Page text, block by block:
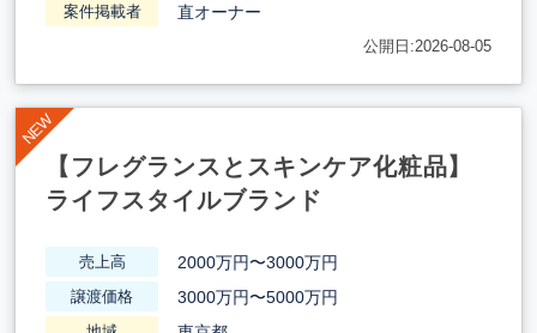
案件掲載者 直オーナー
公開日:2026-08-05
【フレグランスとスキンケア化粧品】
ライフスタイルブランド
売上高 2000万円〜3000万円
譲渡価格 3000万円〜5000万円